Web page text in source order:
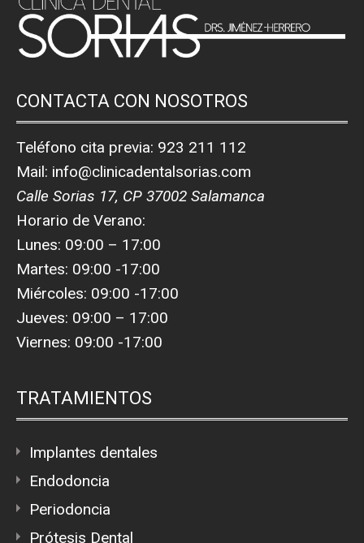
CONTACTA CON NOSOTROS
Teléfono cita previa: 923 211 112
Mail: info@clinicadentalsorias.com
Calle Sorias 17, CP 37002 Salamanca
Horario de Verano:
Lunes: 09:00 – 17:00
Martes: 09:00 -17:00
Miércoles: 09:00 -17:00
Jueves: 09:00 – 17:00
Viernes: 09:00 -17:00
TRATAMIENTOS
Implantes dentales
Endodoncia
Periodoncia
Prótesis Dental